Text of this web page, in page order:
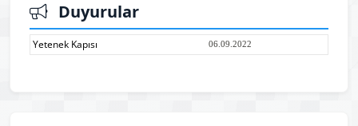
Duyurular
Yetenek Kapısı 06.09.2022